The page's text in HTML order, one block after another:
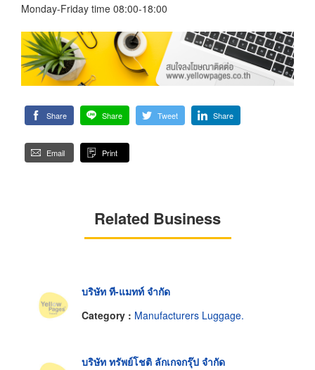
Monday-Friday time 08:00-18:00
Share Share Tweet Share
Email Print
Related Business
บริษัท ที-แมทท์ จำกัด
Category : Manufacturers Luggage.
บริษัท ทรัพย์โชติ ลักเกจกรุ๊ป จำกัด